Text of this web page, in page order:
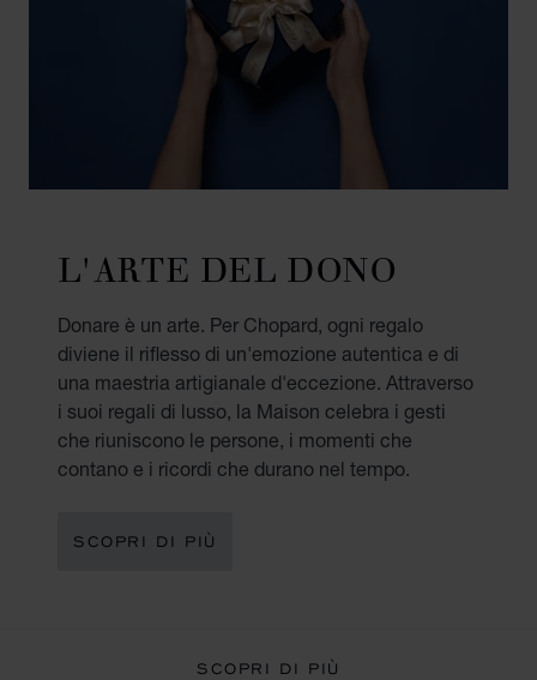
L'ARTE DEL DONO
Donare è un arte. Per Chopard, ogni regalo
diviene il riflesso di un'emozione autentica e di
una maestria artigianale d'eccezione. Attraverso
i suoi regali di lusso, la Maison celebra i gesti
che riuniscono le persone, i momenti che
contano e i ricordi che durano nel tempo.
SCOPRI DI PIÙ
SCOPRI DI PIÙ